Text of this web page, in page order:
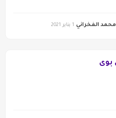
محمد الفخراني 1 يناير 2021
بوى